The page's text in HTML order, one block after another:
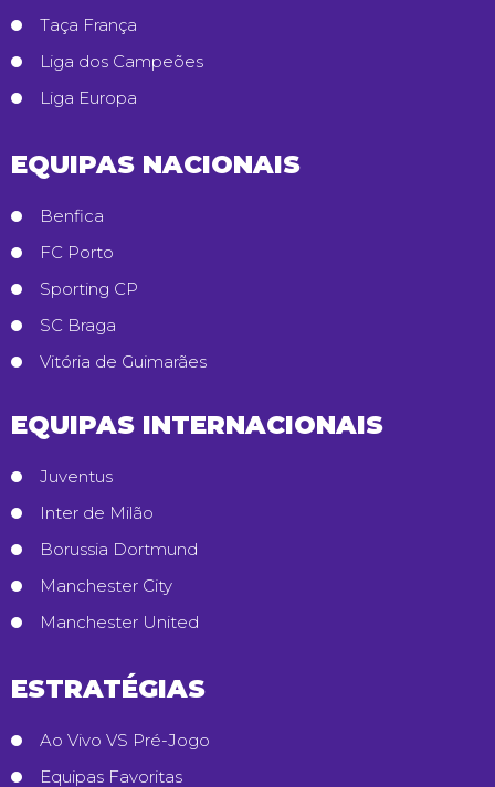
Taça França
Liga dos Campeões
Liga Europa
EQUIPAS NACIONAIS
Benfica
FC Porto
Sporting CP
SC Braga
Vitória de Guimarães
EQUIPAS INTERNACIONAIS
Juventus
Inter de Milão
Borussia Dortmund
Manchester City
Manchester United
ESTRATÉGIAS
Ao Vivo VS Pré-Jogo
Equipas Favoritas